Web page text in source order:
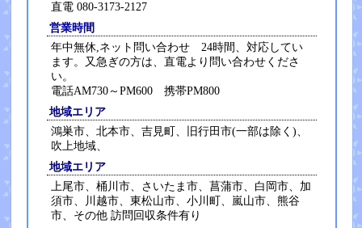
直電 080-3173-2127
営業時間
年中無休,ネット問い合わせ 24時間、対応してい
ます。又急ぎの方は、直電より問い合わせくださ
い。
電話AM730～PM600 携帯PM800
地域エリア
鴻巣市、北本市、吉見町、旧行田市(一部は除く)、
吹上地域、
地域エリア
上尾市、桶川市、さいたま市、菖蒲市、白岡市、加
須市、川越市、東松山市、小川町、嵐山市、熊谷
市、その他 訪問回収条件有り